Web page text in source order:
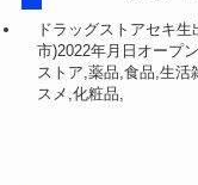
ドラッグストアセキ
市)2022年月日オープ
ストア,薬品,食品,生活
スメ,化粧品,